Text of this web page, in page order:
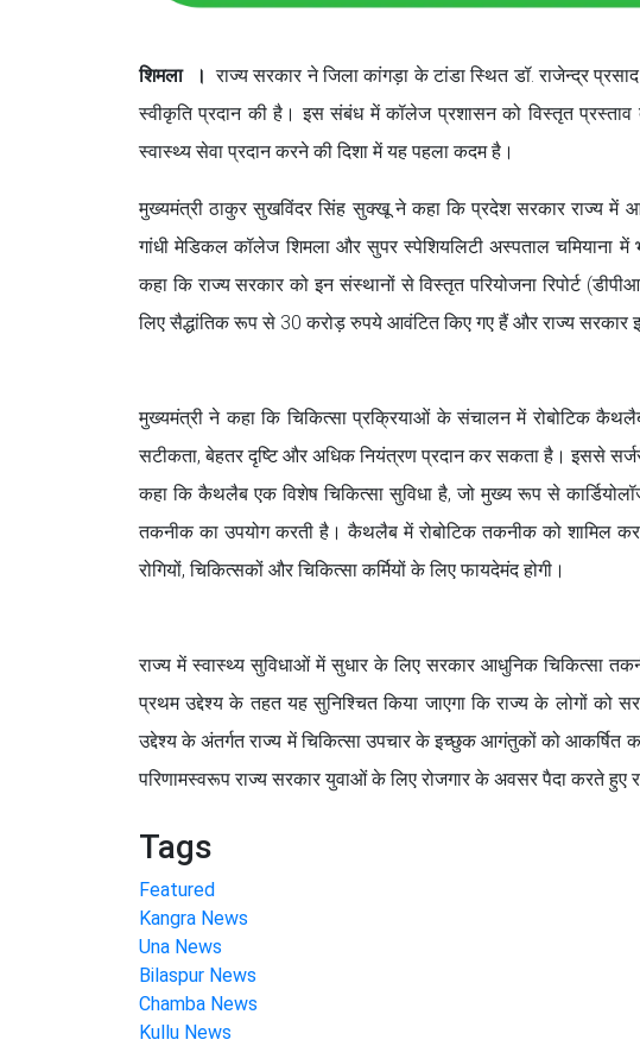
शिमला । राज्य सरकार ने जिला कांगड़ा के टांडा स्थित डॉ. राजेन्द्र
स्वीकृति प्रदान की है। इस संबंध में कॉलेज प्रशासन को विस्तृत
स्वास्थ्य सेवा प्रदान करने की दिशा में यह पहला कदम है।
मुख्यमंत्री ठाकुर सुखविंदर सिंह सुक्खू ने कहा कि प्रदेश सरकार राज्य में
गांधी मेडिकल कॉलेज शिमला और सुपर स्पेशियलिटी अस्पताल चमियाना में
कहा कि राज्य सरकार को इन संस्थानों से विस्तृत परियोजना रिपोर्ट
लिए सैद्धांतिक रूप से 30 करोड़ रुपये आवंटित किए गए हैं और राज्य सरकार
मुख्यमंत्री ने कहा कि चिकित्सा प्रक्रियाओं के संचालन में रोबोटिक
सटीकता, बेहतर दृष्टि और अधिक नियंत्रण प्रदान कर सकता है। इससे
कहा कि कैथलैब एक विशेष चिकित्सा सुविधा है, जो मुख्य रूप से
तकनीक का उपयोग करती है। कैथलैब में रोबोटिक तकनीक को शामिल कर
रोगियों, चिकित्सकों और चिकित्सा कर्मियों के लिए फायदेमंद होगी।
राज्य में स्वास्थ्य सुविधाओं में सुधार के लिए सरकार आधुनिक चिकित्सा
प्रथम उद्देश्य के तहत यह सुनिश्चित किया जाएगा कि राज्य के लोगों को
उद्देश्य के अंतर्गत राज्य में चिकित्सा उपचार के इच्छुक आगंतुकों को आकर्षित
परिणामस्वरूप राज्य सरकार युवाओं के लिए रोजगार के अवसर पैदा करते हुए
Tags
Featured
Kangra News
Una News
Bilaspur News
Chamba News
Kullu News